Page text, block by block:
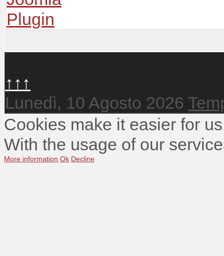
↑↑↑
Lunedì, 10 Agosto 2026
Cookies make it easier for
With the usage of our
More information Ok Decline